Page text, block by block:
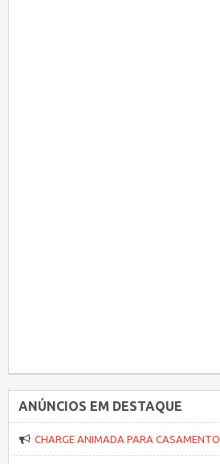
ANÚNCIOS EM DESTAQUE
CHARGE ANIMADA PARA CASAMENTO